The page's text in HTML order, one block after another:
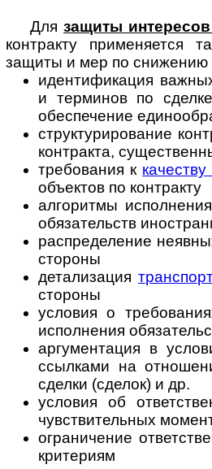
Длязащиты
контракту применяется
защиты и мер по снижению
идентификация
и терминов по
обеспечение
структурирование
контракта,
требования к
объектов по контракту
алгоритмы
обязательств
распределение
стороны
детализация
стороны
условия о
исполнения
аргументация в
ссылками на
сделки (сделок) и др.
условия об
чувствительных
ограничение
критериям